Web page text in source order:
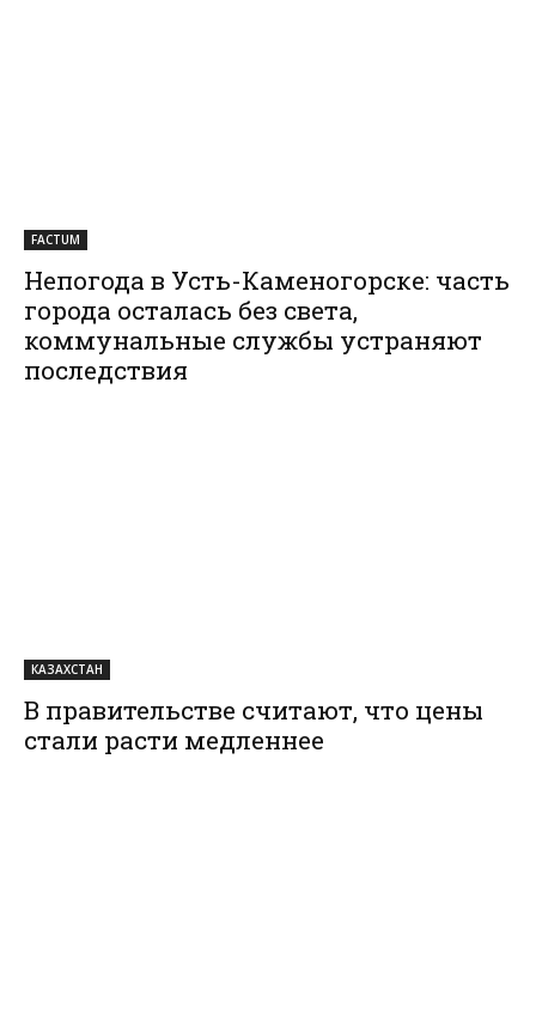
FACTUM
Непогода в Усть-Каменогорске: часть
города осталась без света,
коммунальные службы устраняют
последствия
КАЗАХСТАН
В правительстве считают, что цены
стали расти медленнее